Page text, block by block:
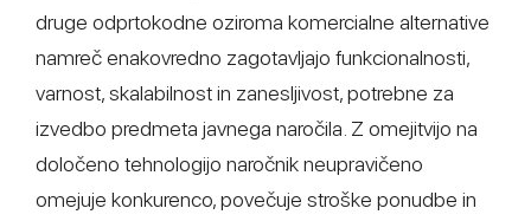
druge odprtokodne oziroma komercialne alternative
namreč enakovredno zagotavljajo funkcionalnosti,
varnost, skalabilnost in zanesljivost, potrebne za
izvedbo predmeta javnega naročila. Z omejitvijo na
določeno tehnologijo naročnik neupravičeno
omejuje konkurenco, povečuje stroške ponudbe in